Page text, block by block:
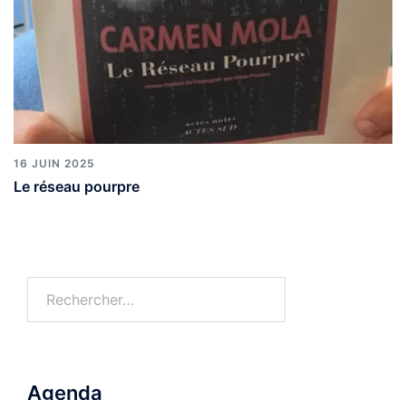
16 JUIN 2025
Le réseau pourpre
Agenda